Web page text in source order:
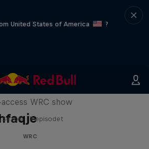
United States of America
?
Than Machine
WRC show
Sezoni · 7 episodet
WRC